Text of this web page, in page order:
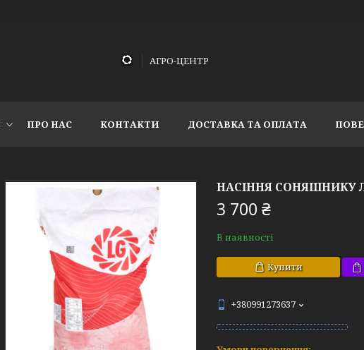
АГРО-ЦЕНТР
ПРО НАС КОНТАКТИ ДОСТАВКА ТА ОПЛАТА
НАСІННЯ СОНЯШНИКУ
3 700 ₴
В наявності
Купити
+380991273637